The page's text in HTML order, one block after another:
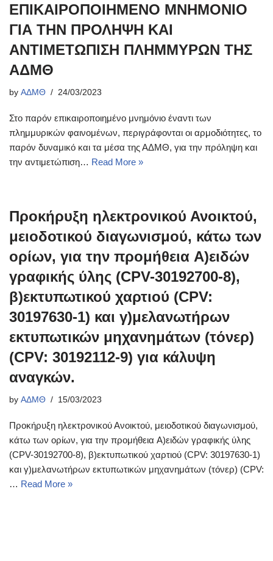
ΕΠΙΚΑΙΡΟΠΟΙΗΜΕΝΟ ΜΝΗΜΟΝΙΟ
ΓΙΑ ΤΗΝ ΠΡΟΛΗΨΗ ΚΑΙ
ΑΝΤΙΜΕΤΩΠΙΣΗ ΠΛΗΜΜΥΡΩΝ ΤΗΣ
ΑΔΜΘ
by ΑΔΜΘ 24/03/2023
Στο παρόν επικαιροποιημένο μνημόνιο έναντι των
πλημμυρικών φαινομένων, περιγράφονται οι αρμοδιότητες, το
παρόν δυναμικό και τα μέσα της ΑΔΜΘ, για την πρόληψη και
την αντιμετώπιση… Read More »
Προκήρυξη ηλεκτρονικού Ανοικτού,
μειοδοτικού διαγωνισμού, κάτω των
ορίων, για την προμήθεια A)ειδών
γραφικής ύλης (CPV-30192700-8),
β)εκτυπωτικού χαρτιού (CPV:
30197630-1) και γ)μελανωτήρων
εκτυπωτικών μηχανημάτων (τόνερ)
(CPV: 30192112-9) για κάλυψη
αναγκών.
by ΑΔΜΘ 15/03/2023
Προκήρυξη ηλεκτρονικού Ανοικτού, μειοδοτικού διαγωνισμού,
κάτω των ορίων, για την προμήθεια A)ειδών γραφικής ύλης
(CPV-30192700-8), β)εκτυπωτικού χαρτιού (CPV: 30197630-1)
και γ)μελανωτήρων εκτυπωτικών μηχανημάτων (τόνερ) (CPV:
… Read More »